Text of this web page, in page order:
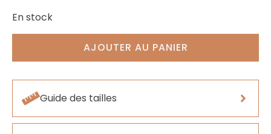
En stock
AJOUTER AU PANIER
Guide des tailles